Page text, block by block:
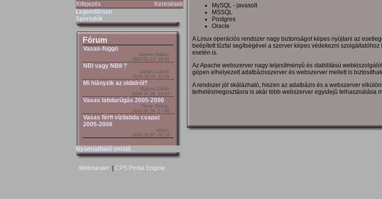
Kifejezés
Keresések
Legendárium
Sportolók
Fórum
Vasas-függö
brenner balázs
2007.01.10. 19:39
NBI vagy NBII ?
Lukács László
2006.12.21. 11:05
Mi hiányzik az oldalról?
Katona Zoltán
2006.10.28. 19:29
Vasas labdarúgás 2005-2006
Timár György
2006.06.24. 17:48
Vasas férfi vízilabda csapat
2005-2006
skizoo
2006.06.07. 00:14
Nyomtatható verzió
MySQL - javasolt
MSSQL
Postgres
Oracle
A Linux operációs rendszer nagy biztonságot képes nyújtani az
beépített tûzfal segítségével a szerver képes védekezni
esetén is.
Az Apache webszerver nagy teljesítményû és stabilitású
gépen elhelyezett adatbázisszerver és webszerver mellett is
A rendszer jól skálázható, hiszen az adatbázis és a webszerver
terhelésmegosztásra is akár több webszerver egyidejû felhasználása
Webmester CPS Portal Engine